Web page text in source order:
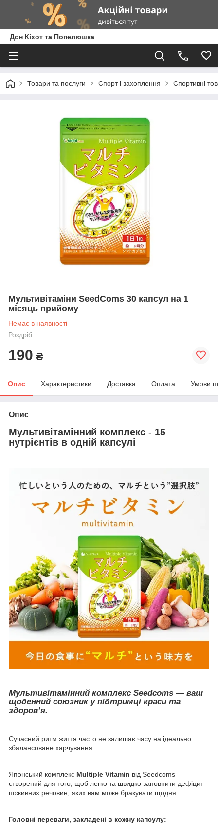
Дон Кіхот та Попелюшка
Товари та послуги Спорт і захоплення Спортивні
Мультивітаміни SeedComs 30 капсул на 1
місяць прийому
Немає в наявності
Роздріб
190 ₴
Опис Характеристики Доставка Оплата Умови
Опис
Мультивітамінний комплекс - 15
нутрієнтів в одній капсулі
Мультивітамінний комплекс Seedcoms — ваш
щоденний союзник у підтримці краси та
здоров’я.
Сучасний ритм життя часто не залишає часу на ідеально
збалансоване харчування.
Японський комплекс Multiple Vitamin від Seedcoms
створений для того, щоб легко та швидко заповнити дефіцит
поживних речовин, яких вам може бракувати щодня.
Головні переваги, закладені в кожну капсулу: